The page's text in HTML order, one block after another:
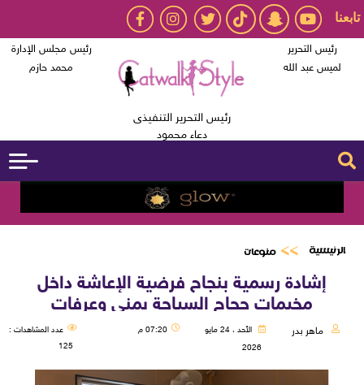
تابعنا
رئيس التحرير
لميس عبد الله
رئيس التحرير التنفيذى
دعاء محمود
رئيس مجلس الإدارة
محمد حازم
الرئيسية منوعات
إشادة رسمية بنجاح فرضية الإعاشة داخل
مخيمات حجاج السياحة بمنى وعرفات
ماهر بدر
الأحد ، 24 مايو
2026
07:20 م
عدد المشاهدات :
125